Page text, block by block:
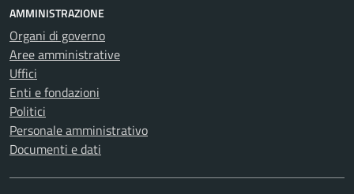
AMMINISTRAZIONE
Organi di governo
Aree amministrative
Uffici
Enti e fondazioni
Politici
Personale amministrativo
Documenti e dati